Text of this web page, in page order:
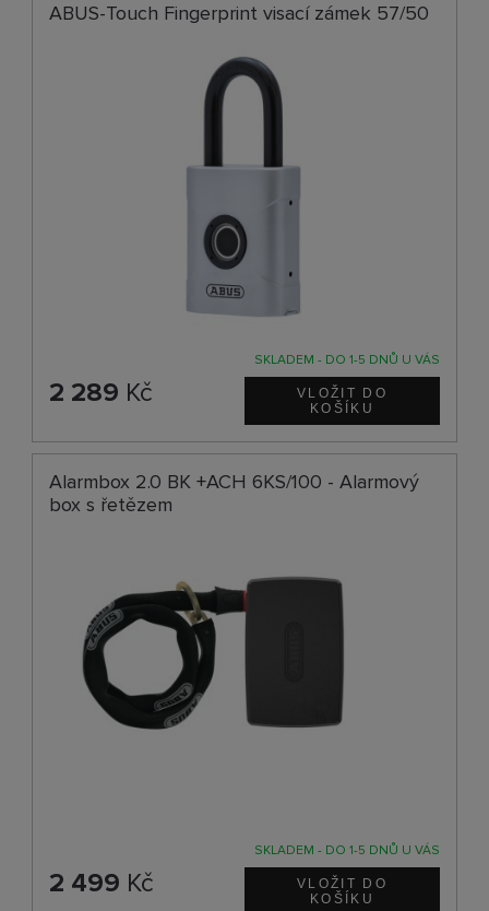
ABUS-Touch Fingerprint visací zámek 57/50
SKLADEM - DO 1-5 DNŮ U VÁS
2 289 Kč
Alarmbox 2.0 BK +ACH 6KS/100 - Alarmový
box s řetězem
SKLADEM - DO 1-5 DNŮ U VÁS
2 499 Kč